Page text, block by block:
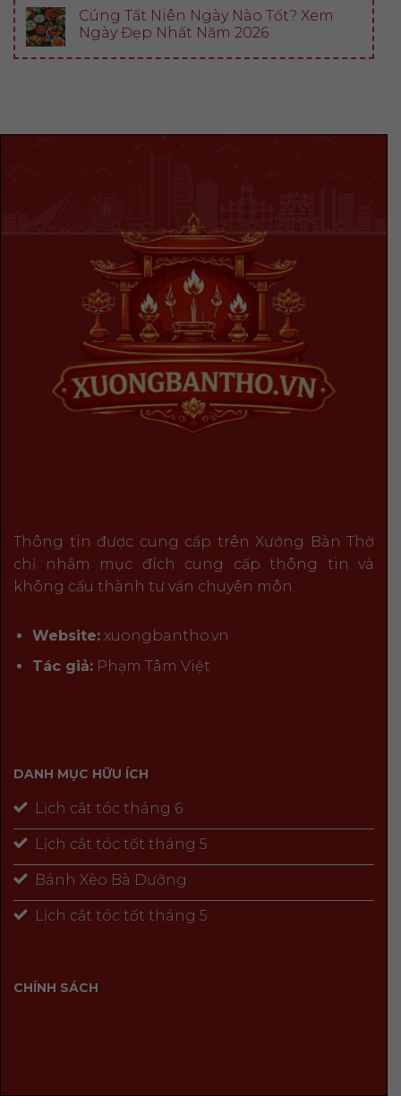
Cúng Tất Niên Ngày Nào Tốt? Xem
Ngày Đẹp Nhất Năm 2026
Thông tin được cung cấp trên Xưởng Bàn Thờ
chỉ nhằm mục đích cung cấp thông tin và
không cấu thành tư vấn chuyên môn.
Website:xuongbantho.vn
Tác giả:Phạm Tâm Việt
DANH MỤC HỮU ÍCH
Lịch cắt tóc tháng 6
Lịch cắt tóc tốt tháng 5
Bánh Xèo Bà Dưỡng
Lịch cắt tóc tốt tháng 5
CHÍNH SÁCH